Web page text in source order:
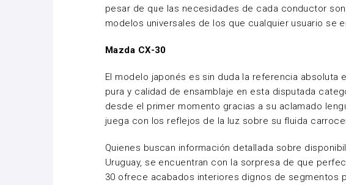
pesar de que las necesidades de cada conductor
modelos universales de los que cualquier usuario se
Mazda CX-30
El modelo japonés es sin duda la referencia absoluta
pura y calidad de ensamblaje en esta disputada
desde el primer momento gracias a su aclamado
juega con los reflejos de la luz sobre su fluida
Quienes buscan información detallada sobre
Uruguay, se encuentran con la sorpresa de que
30 ofrece acabados interiores dignos de segmentos